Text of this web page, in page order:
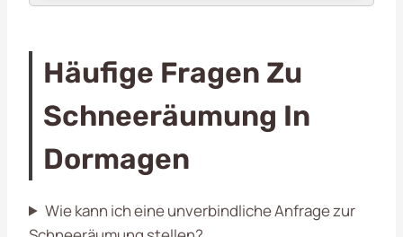
Häufige Fragen Zu
Schneeräumung In
Dormagen
Wie kann ich eine unverbindliche Anfrage zur